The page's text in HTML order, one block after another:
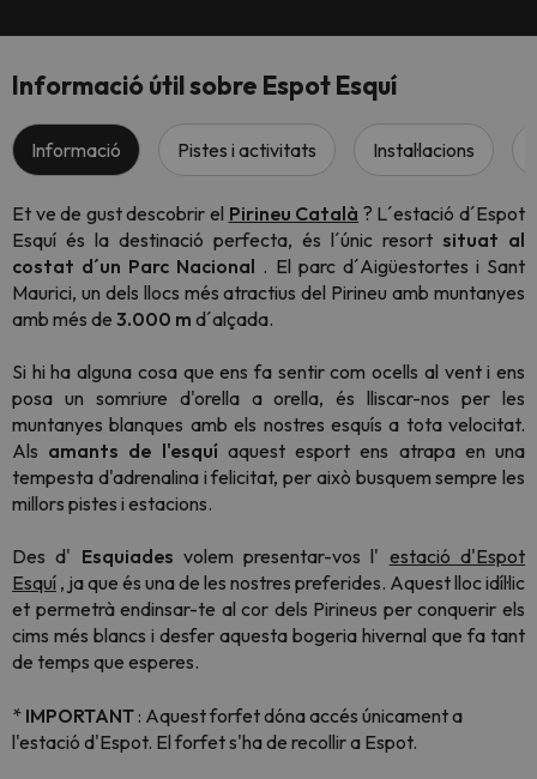
Informació útil sobre Espot Esquí
Informació Pistes i activitats Instal·lacions
Et ve de gust descobrir el Pirineu Català ? L´estació d´Espot
Esquí és la destinació perfecta, és l´únic resort situat al
costat d´un Parc Nacional . El parc d´Aigüestortes i Sant
Maurici, un dels llocs més atractius del Pirineu amb muntanyes
amb més de 3.000 m d´alçada.
Si hi ha alguna cosa que ens fa sentir com ocells al vent i ens
posa un somriure d'orella a orella, és lliscar-nos per les
muntanyes blanques amb els nostres esquís a tota velocitat.
Als amants de l'esquíaquest esport ens atrapa en una
tempesta d'adrenalina i felicitat, per això busquem sempre les
millors pistes i estacions.
Des d' Esquiades volem presentar-vos l' estació d'Espot
Esquí , ja que és una de les nostres preferides. Aquest lloc idíl·lic
et permetrà endinsar-te al cor dels Pirineus per conquerir els
cims més blancs i desfer aquesta bogeria hivernal que fa tant
de temps que esperes.
* IMPORTANT: Aquest forfet dóna accés únicament a
l'estació d'Espot. El forfet s'ha de recollir a Espot.